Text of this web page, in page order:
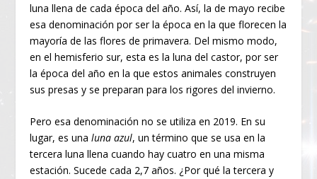
luna llena de cada época del año. Así, la de mayo recibe
esa denominación por ser la época en la que florecen la
mayoría de las flores de primavera. Del mismo modo,
en el hemisferio sur, esta es la luna del castor, por ser
la época del año en la que estos animales construyen
sus presas y se preparan para los rigores del invierno.
Pero esa denominación no se utiliza en 2019. En su
lugar, es unaluna azul, un término que se usa en la
tercera luna llena cuando hay cuatro en una misma
estación. Sucede cada 2,7 años. ¿Por qué la tercera y